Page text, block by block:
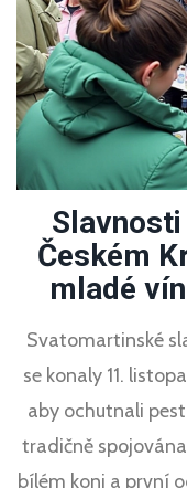
Českém
mladé
Svatomartinské
se konaly 11.
aby ochutnali
tradičně
bílém koni a první